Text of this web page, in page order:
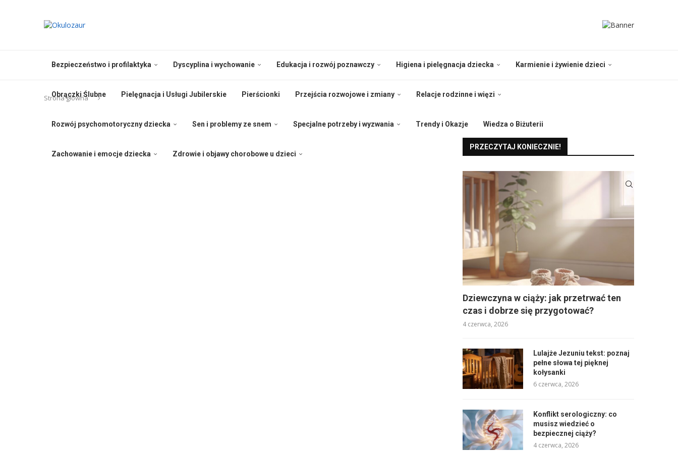
Bezpieczeństwo i profilaktyka Dyscyplina i wychowanie Edukacja i rozwój poznawczy Higiena i pielęgnacja dziecka Karmienie i żywienie dzieci
Obrączki Ślubne Pielęgnacja i Usługi Jubilerskie Pierścionki Przejścia rozwojowe i zmiany Relacje rodzinne i więzi
Rozwój psychomotoryczny dziecka Sen i problemy ze snem Specjalne potrzeby i wyzwania Trendy i Okazje Wiedza o Biżuterii
Zachowanie i emocje dziecka Zdrowie i objawy chorobowe u dzieci
Strona główna
PRZECZYTAJ KONIECZNIE!
Dziewczyna w ciąży: jak przetrwać ten
czas i dobrze się przygotować?
4 czerwca, 2026
Lulajże Jezuniu tekst: poznaj
pełne słowa tej pięknej
kołysanki
6 czerwca, 2026
Konflikt serologiczny: co
musisz wiedzieć o
bezpiecznej ciąży?
4 czerwca, 2026